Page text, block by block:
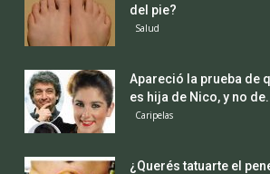
del pie?
Salud
Apareció la prueba de
es hija de Nico, y no
Caripelas
¿Querés tatuarte el